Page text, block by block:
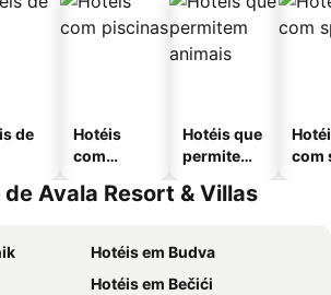
de
Hotéis
com
Hotéis que
permitem
com
Avala Resort & Villas
Hotéis em Budva
Hotéis em Bečići